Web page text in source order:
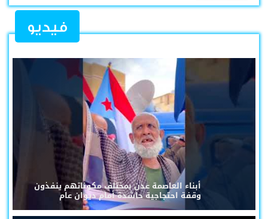
فيديو
أبناء العاصمة عدن بمختلف مكوناتهم ينفذون
وقفة احتجاجية حاشدة أمام ديوان عام